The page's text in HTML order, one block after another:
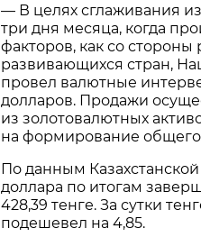
— В целях сглаживания
три дня месяца, когда
факторов, как со
развивающихся стран,
провел валютные
долларов. Продажи
из золотовалютных
на формирование
По данным
доллара по итогам
428,39 тенге. За сутки
подешевел на 4,85.